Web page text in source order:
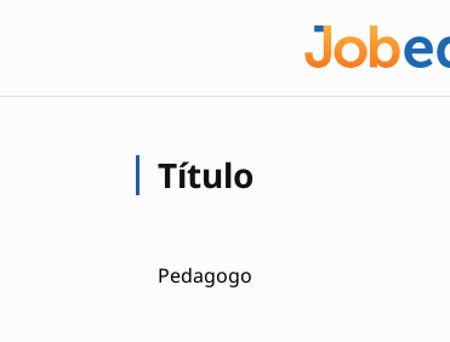
Título
Pedagogo